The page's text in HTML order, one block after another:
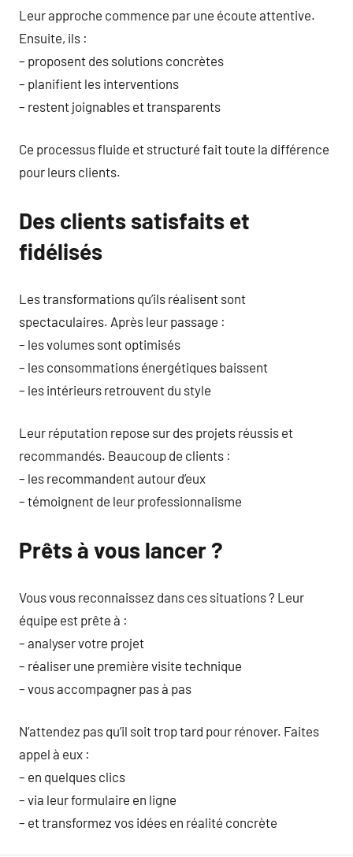
Leur approche commence par une écoute attentive.
Ensuite, ils :
– proposent des solutions concrètes
– planifient les interventions
– restent joignables et transparents
Ce processus fluide et structuré fait toute la différence
pour leurs clients.
Des clients satisfaits et
fidélisés
Les transformations qu’ils réalisent sont
spectaculaires. Après leur passage :
– les volumes sont optimisés
– les consommations énergétiques baissent
– les intérieurs retrouvent du style
Leur réputation repose sur des projets réussis et
recommandés. Beaucoup de clients :
– les recommandent autour d’eux
– témoignent de leur professionnalisme
Prêts à vous lancer ?
Vous vous reconnaissez dans ces situations ? Leur
équipe est prête à :
– analyser votre projet
– réaliser une première visite technique
– vous accompagner pas à pas
N’attendez pas qu’il soit trop tard pour rénover. Faites
appel à eux :
– en quelques clics
– via leur formulaire en ligne
– et transformez vos idées en réalité concrète